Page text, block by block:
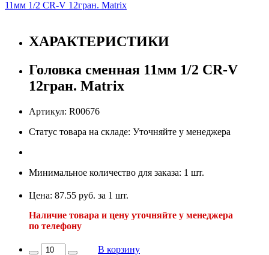
11мм 1/2 CR-V 12гран. Matrix
ХАРАКТЕРИСТИКИ
Головка сменная 11мм 1/2 CR-V
12гран. Matrix
Артикул: R00676
Статус товара на складе: Уточняйте у менеджера
Минимальное количество для заказа: 1 шт.
Цена: 87.55 руб. за 1 шт.
Наличие товара и цену уточняйте у менеджера
по телефону
В корзину